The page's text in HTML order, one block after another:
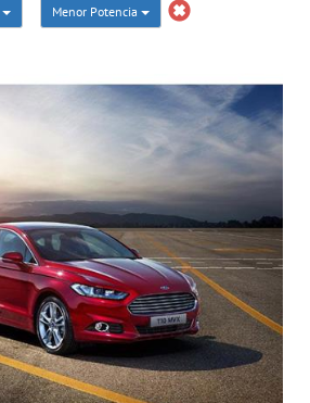
Menor Potencia